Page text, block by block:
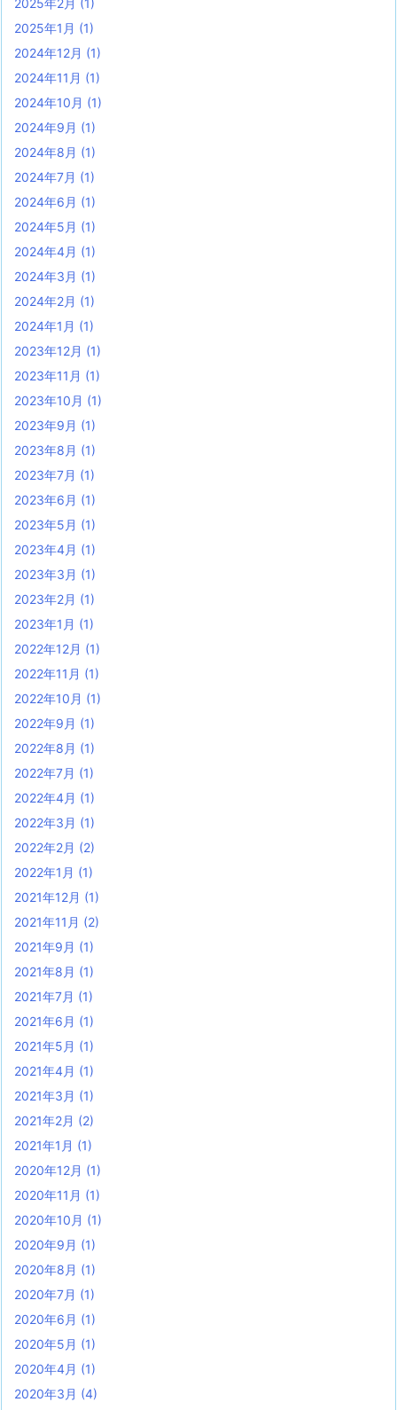
2025年2月 (1)
2025年1月 (1)
2024年12月 (1)
2024年11月 (1)
2024年10月 (1)
2024年9月 (1)
2024年8月 (1)
2024年7月 (1)
2024年6月 (1)
2024年5月 (1)
2024年4月 (1)
2024年3月 (1)
2024年2月 (1)
2024年1月 (1)
2023年12月 (1)
2023年11月 (1)
2023年10月 (1)
2023年9月 (1)
2023年8月 (1)
2023年7月 (1)
2023年6月 (1)
2023年5月 (1)
2023年4月 (1)
2023年3月 (1)
2023年2月 (1)
2023年1月 (1)
2022年12月 (1)
2022年11月 (1)
2022年10月 (1)
2022年9月 (1)
2022年8月 (1)
2022年7月 (1)
2022年4月 (1)
2022年3月 (1)
2022年2月 (2)
2022年1月 (1)
2021年12月 (1)
2021年11月 (2)
2021年9月 (1)
2021年8月 (1)
2021年7月 (1)
2021年6月 (1)
2021年5月 (1)
2021年4月 (1)
2021年3月 (1)
2021年2月 (2)
2021年1月 (1)
2020年12月 (1)
2020年11月 (1)
2020年10月 (1)
2020年9月 (1)
2020年8月 (1)
2020年7月 (1)
2020年6月 (1)
2020年5月 (1)
2020年4月 (1)
2020年3月 (4)